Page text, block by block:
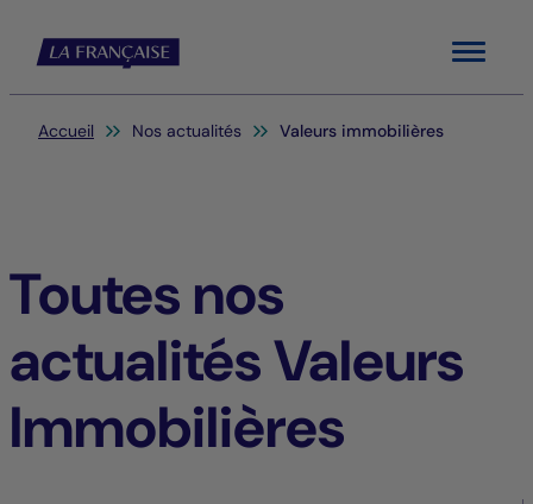
Menu
Vous êtes ici:
Accueil Nos actualités Valeurs immobilières
Toutes nos
actualités Valeurs
Immobilières